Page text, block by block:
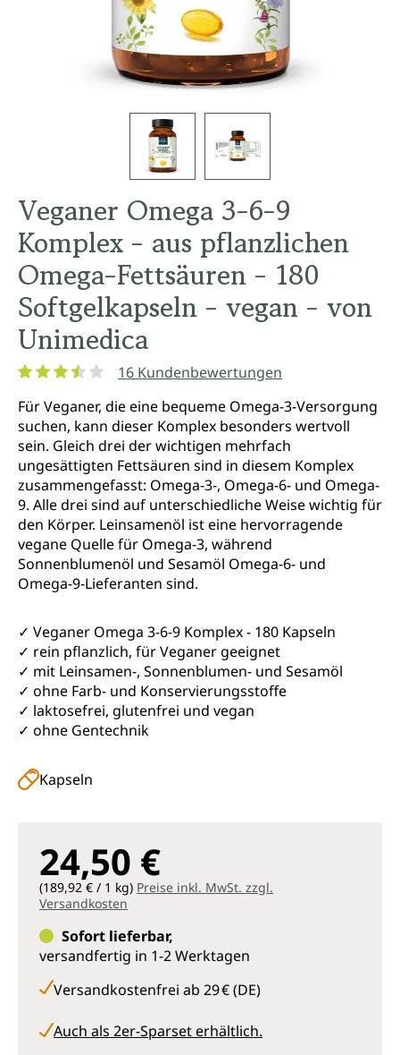
Veganer Omega 3-6-9
Komplex - aus pflanzlichen
Omega-Fettsäuren - 180
Softgelkapseln - vegan - von
Unimedica
16 Kundenbewertungen
Für Veganer, die eine bequeme Omega-3-Versorgung
suchen, kann dieser Komplex besonders wertvoll
sein. Gleich drei der wichtigen mehrfach
ungesättigten Fettsäuren sind in diesem Komplex
zusammengefasst: Omega-3-, Omega-6- und Omega-
9. Alle drei sind auf unterschiedliche Weise wichtig für
den Körper. Leinsamenöl ist eine hervorragende
vegane Quelle für Omega-3, während
Sonnenblumenöl und Sesamöl Omega-6- und
Omega-9-Lieferanten sind.
✓ Veganer Omega 3-6-9 Komplex - 180 Kapseln
✓ rein pflanzlich, für Veganer geeignet
✓ mit Leinsamen-, Sonnenblumen- und Sesamöl
✓ ohne Farb- und Konservierungsstoffe
✓ laktosefrei, glutenfrei und vegan
✓ ohne Gentechnik
Kapseln
24,50 €
(189,92 € / 1 kg) Preise inkl. MwSt. zzgl.
Versandkosten
Sofort lieferbar,
versandfertig in 1-2 Werktagen
Versandkostenfrei ab 29 € (DE)
Auch als 2er-Sparset erhältlich.